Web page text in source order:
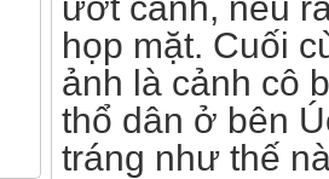
họp mặt. Cuối
ảnh là cảnh cô
thổ dân ở bên
tráng như thế